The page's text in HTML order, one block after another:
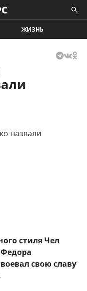
ЖИЗНЬ
стиля Чел
свою славу